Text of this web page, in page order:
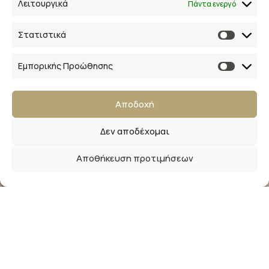
Λειτουργικά Πάντα ενεργό
Στατιστικά
Εμπορικής Προώθησης
Αποδοχή
Δεν αποδέχομαι
Αποθήκευση προτιμήσεων